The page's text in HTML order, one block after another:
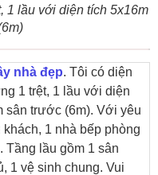
1 lầu với diện tích 5x16m
nhà đẹp. Tôi có diện
1 trệt, 1 lầu với diện
sân trước (6m). Với yêu
1 nhà bếp phòng
Tầng lầu gồm 1 sân
1 vệ sinh chung. Vui